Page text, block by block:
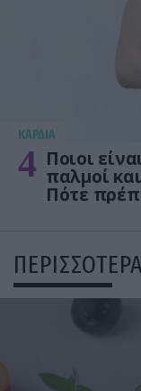
KΑΡΔΙΑ
4 Ποιοι
παλμοί
Πότε
ΠΕΡΙΣΣΟΤΕΡΑ